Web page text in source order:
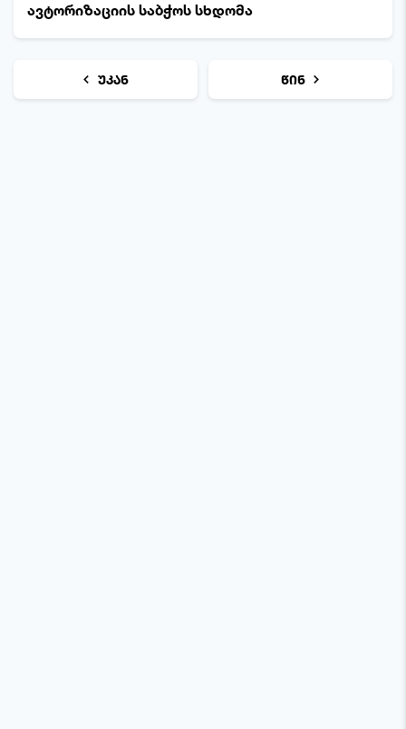
ავტორიზაციის საბჭოს სხდომა
უკან წინ